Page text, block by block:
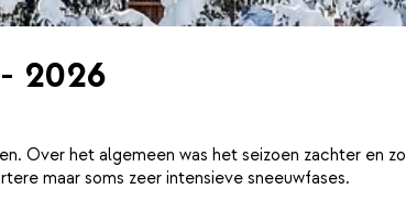
2026
Over het algemeen was het seizoen zachter en
maar soms zeer intensieve sneeuwfases.